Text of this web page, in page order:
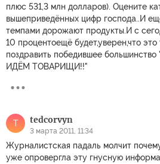
плюс 531,3 млн долларов). Оцените
вышеприведённых цифр господа..И
темпами дорожают продукты.И с
10 процентоещё будет,уверен,что
поздравить победившее
ИДЁМ ТОВАРИЩИ!!"
T tedcorvyn
3 марта 2011, 11:34
Журналистская падаль молчит
уже опровергла эту гнусную